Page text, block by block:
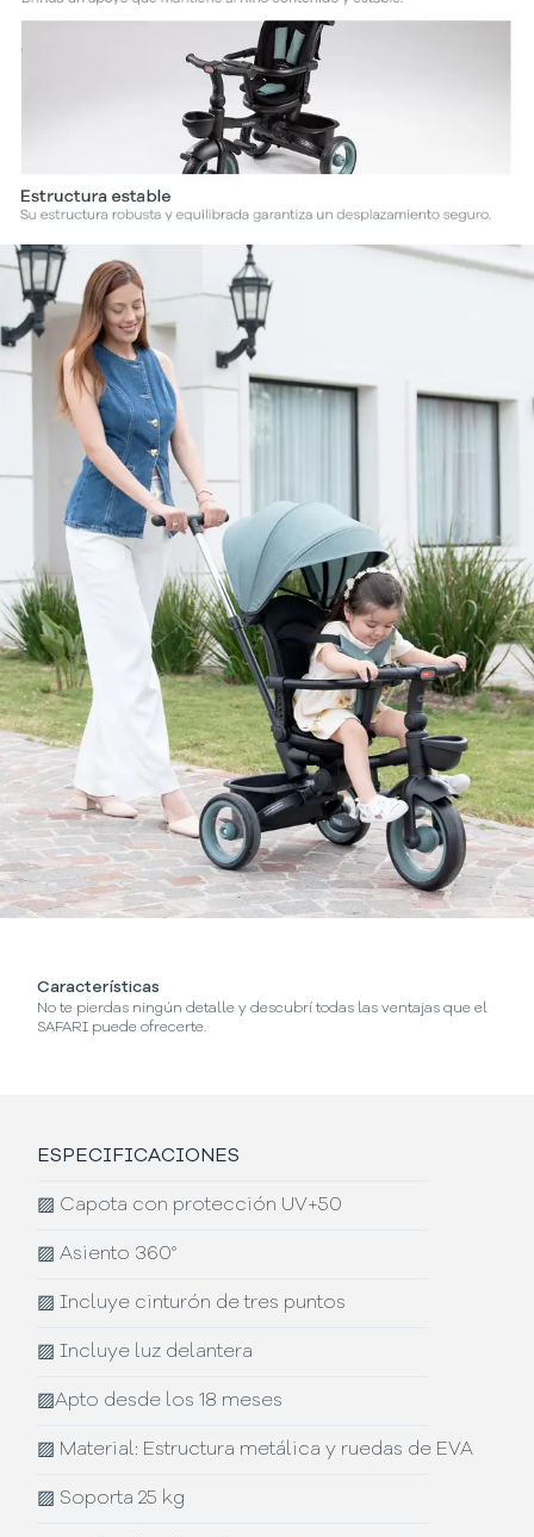
Características
No te pierdas ningún detalle y descubrí todas las ventajas que el
SAFARI puede ofrecerte.
ESPECIFICACIONES
▨ Capota con protección UV+50
▨ Asiento 360°
▨ Incluye cinturón de tres puntos
▨ Incluye luz delantera
▨Apto desde los 18 meses
▨ Material: Estructura metálica y ruedas de EVA
▨ Soporta 25 kg